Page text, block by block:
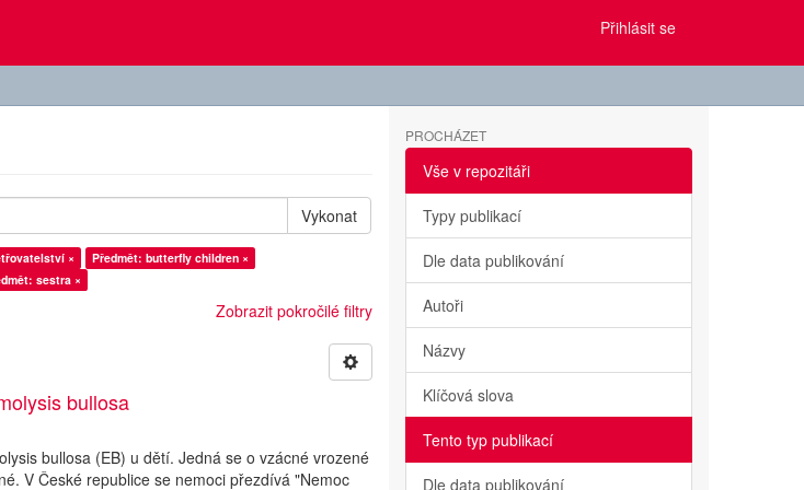
Přihlásit se
Vykonat
×
Předmět: butterfly children ×
sestra ×
Zobrazit pokročilé filtry
bullosa
bullosa (EB) u dětí. Jedná se o vzácné vrozené
V České republice se nemoci přezdívá "Nemoc
PROCHÁZET
Vše v repozitáři
Typy publikací
Dle data publikování
Autoři
Názvy
Klíčová slova
Tento typ publikací
Dle data publikování